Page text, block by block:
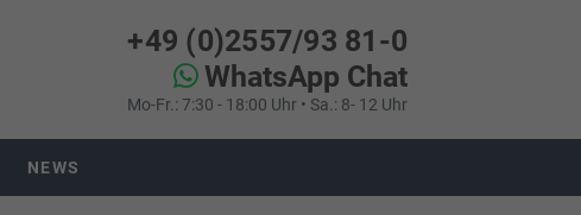
+49 (0)2557/93 81-0
WhatsApp Chat
Mo-Fr.: 7:30 - 18:00 Uhr • Sa.: 8- 12 Uhr
NEWS